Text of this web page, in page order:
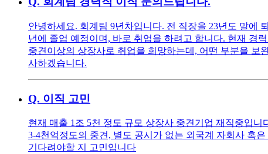
안녕하세요. 회계팀 9년차입니다. 전 직장을 23년도 말에
년에 졸업 예정이며, 바로 취업을 하려고 합니다. 현재 경
중견이상의 상장사로 취업을 희망하는데, 어떤 부분을 보
사하겠습니다.
Q. 이직 고민
현재 매출 1조 5천 정도 규모 상장사 중견기업 재직중입
3-4천억정도의 중견, 별도 공시가 없는 외국계 자회사 혹
기다려야할 지 고민입니다